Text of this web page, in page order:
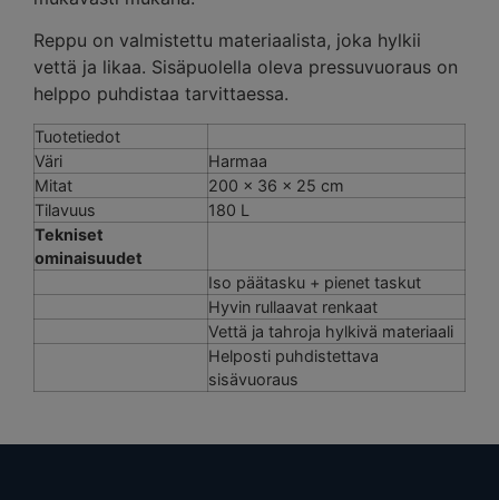
Reppu on valmistettu materiaalista, joka hylkii
vettä ja likaa. Sisäpuolella oleva pressuvuoraus on
helppo puhdistaa tarvittaessa.
Tuotetiedot
Väri
Harmaa
Mitat
200 x 36 x 25 cm
Tilavuus
180 L
Tekniset
ominaisuudet
Iso päätasku + pienet taskut
Hyvin rullaavat renkaat
Vettä ja tahroja hylkivä materiaali
Helposti puhdistettava
sisävuoraus